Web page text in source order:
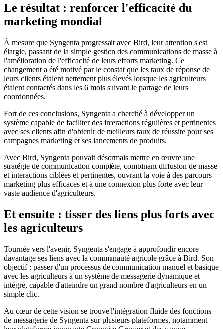
Le résultat : renforcer l'efficacité du
marketing mondial
À mesure que Syngenta progressait avec Bird, leur attention s'est
élargie, passant de la simple gestion des communications de masse à
l'amélioration de l'efficacité de leurs efforts marketing. Ce
changement a été motivé par le constat que les taux de réponse de
leurs clients étaient nettement plus élevés lorsque les agriculteurs
étaient contactés dans les 6 mois suivant le partage de leurs
coordonnées.
Fort de ces conclusions, Syngenta a cherché à développer un
système capable de faciliter des interactions régulières et pertinentes
avec ses clients afin d'obtenir de meilleurs taux de réussite pour ses
campagnes marketing et ses lancements de produits.
Avec Bird, Syngenta pouvait désormais mettre en œuvre une
stratégie de communication complète, combinant diffusion de masse
et interactions ciblées et pertinentes, ouvrant la voie à des parcours
marketing plus efficaces et à une connexion plus forte avec leur
vaste audience d'agriculteurs.
Et ensuite : tisser des liens plus forts avec
les agriculteurs
Tournée vers l'avenir, Syngenta s'engage à approfondir encore
davantage ses liens avec la communauté agricole grâce à Bird. Son
objectif : passer d'un processus de communication manuel et basique
avec les agriculteurs à un système de messagerie dynamique et
intégré, capable d'atteindre un grand nombre d'agriculteurs en un
simple clic.
Au cœur de cette vision se trouve l'intégration fluide des fonctions
de messagerie de Syngenta sur plusieurs plateformes, notamment